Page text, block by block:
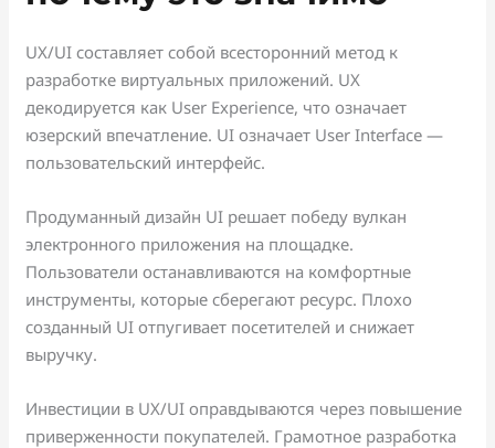
UX/UI составляет собой всесторонний метод к
разработке виртуальных приложений. UX
декодируется как User Experience, что означает
юзерский впечатление. UI означает User Interface —
пользовательский интерфейс.
Продуманный дизайн UI решает победу вулкан
электронного приложения на площадке.
Пользователи останавливаются на комфортные
инструменты, которые сберегают ресурс. Плохо
созданный UI отпугивает посетителей и снижает
выручку.
Инвестиции в UX/UI оправдываются через повышение
приверженности покупателей. Грамотное разработка